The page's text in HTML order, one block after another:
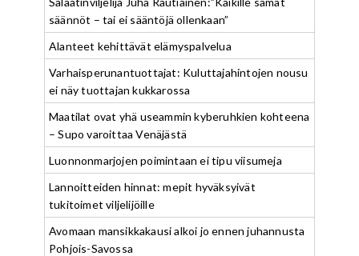
säännöt – tai ei sääntöjä ollenkaan”
Alanteet kehittävät elämyspalvelua
Varhaisperunantuottajat: Kuluttajahintojen nousu
ei näy tuottajan kukkarossa
Maatilat ovat yhä useammin kyberuhkien kohteena
– Supo varoittaa Venäjästä
Luonnonmarjojen poimintaan ei tipu viisumeja
Lannoitteiden hinnat: mepit hyväksyivät
tukitoimet viljelijöille
Avomaan mansikkakausi alkoi jo ennen juhannusta
Pohjois-Savossa